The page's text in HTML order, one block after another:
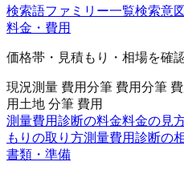
検索語ファミリー一覧検索意
料金・費用
価格帯・見積もり・相場を確
現況測量 費用分筆 費用分筆
用 土地 分筆 費用
測量費用診断の料金料金の見
もりの取り方測量費用診断の
書類・準備